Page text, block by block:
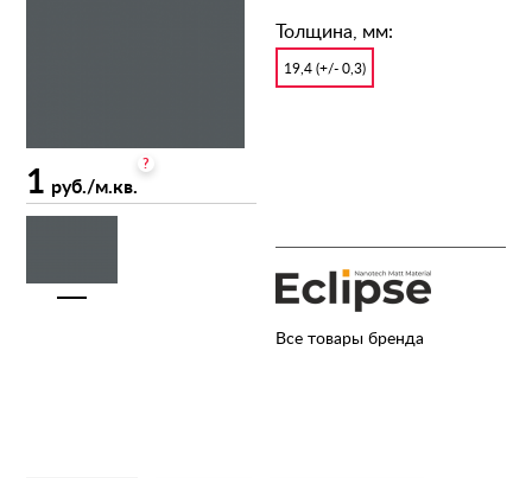
1 руб./м.кв.
?
Толщина, мм:
19,4 (+/- 0,3)
Все товары бренда